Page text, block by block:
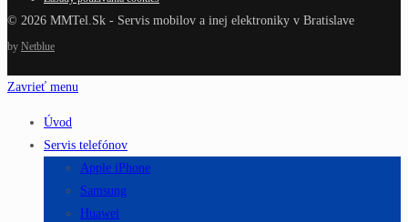
© 2026 MMTel.Sk - Servis mobilov a inej elektroniky v Bratislave
by Netblue
Zavrieť menu
Úvod
Servis telefónov
Apple iPhone
Samsung
Huawei